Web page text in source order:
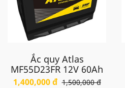
Ắc quy Atlas
MF55D23FR 12V 60Ah
1,400,000 đ 1,500,000 đ